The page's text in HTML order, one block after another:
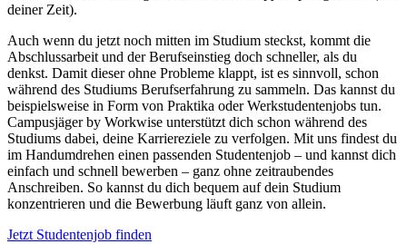
deiner Zeit).
Auch wenn du jetzt noch mitten im Studium steckst, kommt die
Abschlussarbeit und der Berufseinstieg doch schneller, als du
denkst. Damit dieser ohne Probleme klappt, ist es sinnvoll, schon
während des Studiums Berufserfahrung zu sammeln. Das kannst du
beispielsweise in Form von Praktika oder Werkstudentenjobs tun.
Campusjäger by Workwise unterstützt dich schon während des
Studiums dabei, deine Karriereziele zu verfolgen. Mit uns findest du
im Handumdrehen einen passenden Studentenjob – und kannst dich
einfach und schnell bewerben – ganz ohne zeitraubendes
Anschreiben. So kannst du dich bequem auf dein Studium
konzentrieren und die Bewerbung läuft ganz von allein.
Jetzt Studentenjob finden